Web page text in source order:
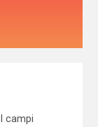
I campi